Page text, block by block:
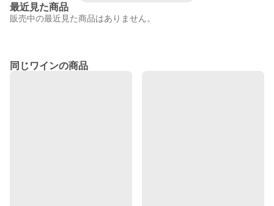
最近見た商品
販売中の最近見た商品はありません。
同じワインの商品